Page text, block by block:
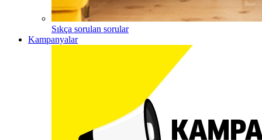
Sıkça sorulan sorular
Kampanyalar